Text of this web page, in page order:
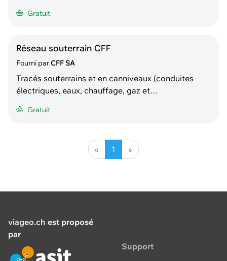
CFF) Tous travaux ou projets à moins de 50m de
demande: Autorisation de travaux/projets en
Gratuit
Réseau souterrain CFF
Fourni parCFF SA
Tracés souterrains et en canniveaux (conduites
électriques, eaux, chauffage, gaz et
moins de 50m de nos installations ferroviaires doit
travaux/projets en voisinage des chemins de fer
Gratuit
« 1 »
viageo.ch est proposé
par
Support